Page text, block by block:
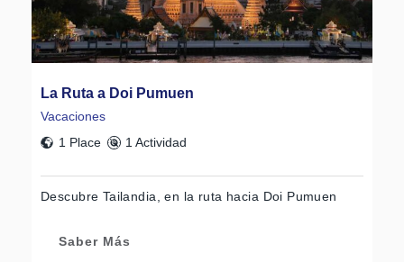
La Ruta a Doi Pumuen
Vacaciones
1 Place
1 Actividad
Descubre Tailandia, en la ruta hacia Doi Pumuen
Saber Más